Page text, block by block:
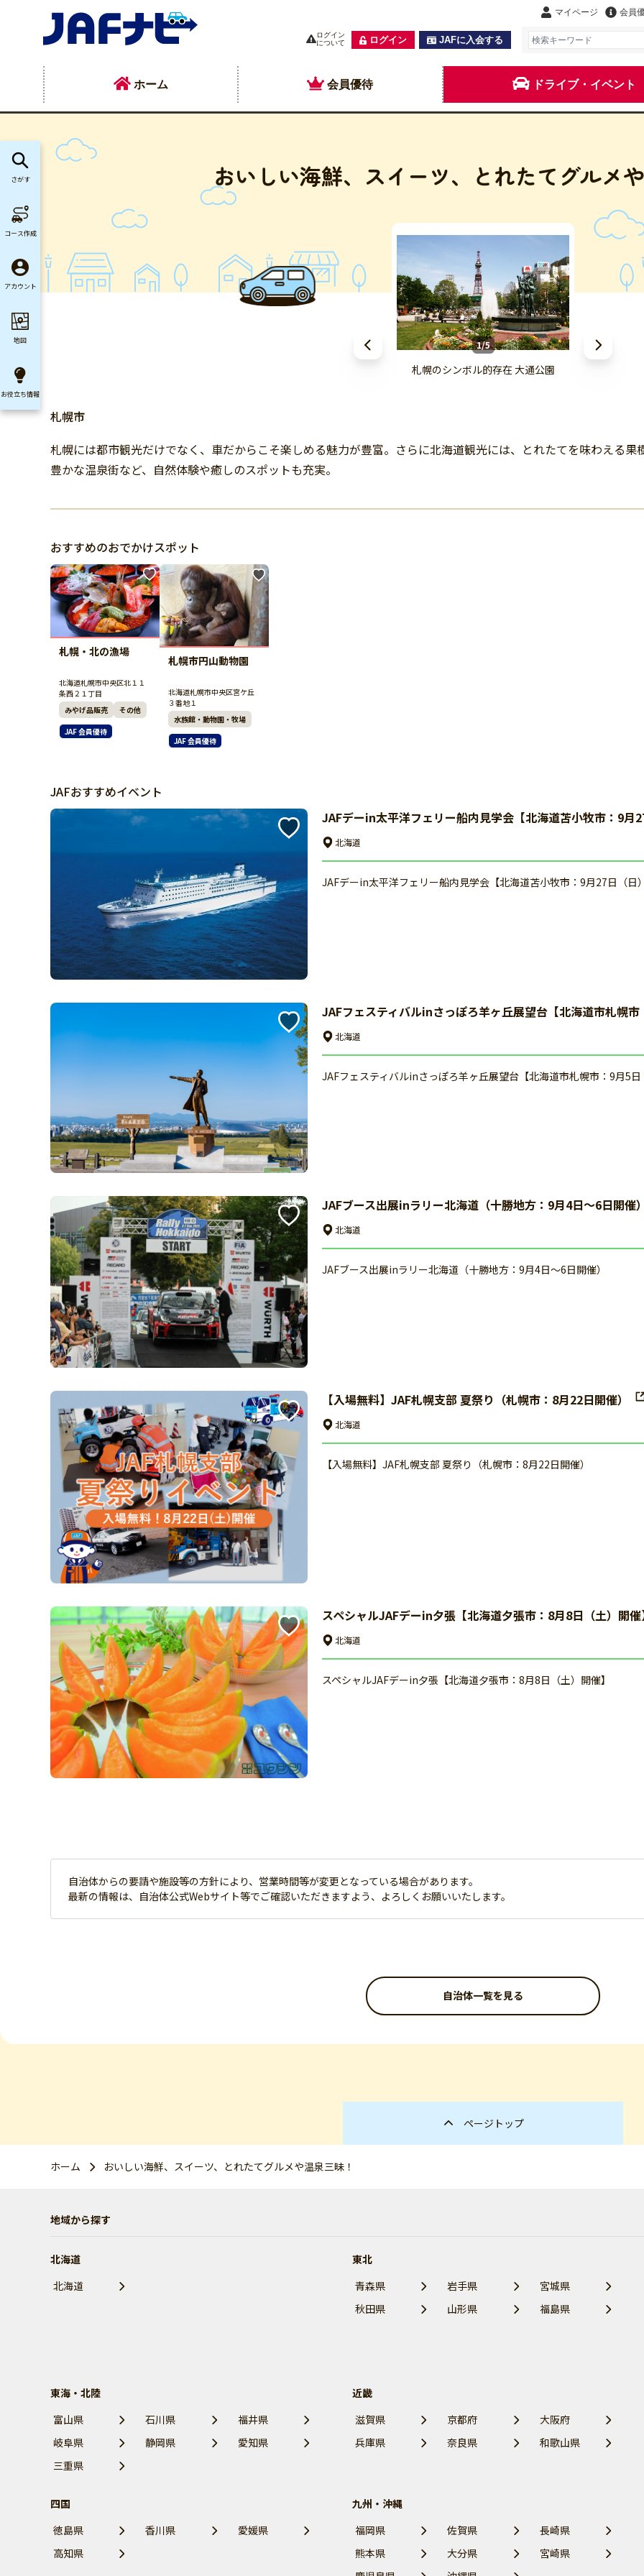
マイページ 会員
ログイン
について
ログイン JAFに入会する
ホーム 会員優待 ドライブ・イベント
おいしい海鮮、スイーツ、とれたてグルメ
1/5
札幌のシンボル的存在 大通公園
札幌市
札幌には都市観光だけでなく、車だからこそ楽しめる魅力が豊富。さらに北海道観光には、とれたてを味わえる
豊かな温泉街など、自然体験や癒しのスポットも充実。
おすすめのおでかけスポット
札幌・北の漁場
北海道札幌市中央区北１１
条西２１丁目
みやげ品販売
その他
JAF 会員優待
札幌市円山動物園
北海道札幌市中央区宮ケ丘
３番地１
水族館・動物園・牧場
JAF 会員優待
JAFおすすめイベント
JAFデーin太平洋フェリー船内見学会【北海道苫小牧市：9月
北海道
JAFデーin太平洋フェリー船内見学会【北海道苫小牧市：9月27日（日
JAFフェスティバルinさっぽろ羊ヶ丘展望台【北海道市札幌
北海道
JAFフェスティバルinさっぽろ羊ヶ丘展望台【北海道市札幌市：9月5
JAFブース出展inラリー北海道（十勝地方：9月4日～6日開催
北海道
JAFブース出展inラリー北海道（十勝地方：9月4日～6日開催）
【入場無料】JAF札幌支部 夏祭り（札幌市：8月22日開催）
北海道
【入場無料】JAF札幌支部 夏祭り（札幌市：8月22日開催）
スペシャルJAFデーin夕張【北海道夕張市：8月8日（土）開
北海道
スペシャルJAFデーin夕張【北海道夕張市：8月8日（土）開催】
自治体からの要請や施設等の方針により、営業時間等が変更となっている場合があります。
最新の情報は、自治体公式Webサイト等でご確認いただきますよう、よろしくお願いいたします。
自治体一覧を見る
ページトップ
ホーム おいしい海鮮、スイーツ、とれたてグルメや温泉三昧！
地域から探す
北海道
北海道
東北
青森県
岩手県
宮城県
秋田県
山形県 福島県
東海・北陸
富山県
石川県
福井県
岐阜県
静岡県
愛知県
三重県
近畿
滋賀県
京都府
大阪府
兵庫県
奈良県 和歌山県
四国
徳島県
香川県
愛媛県
高知県
九州・沖縄
福岡県
佐賀県
長崎県
熊本県
大分県
宮崎県
さがす
コース作成
アカウント
地図
お役立ち情報